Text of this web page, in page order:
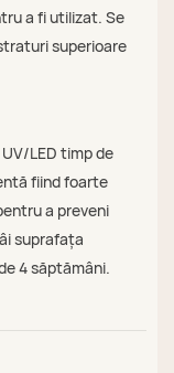
a fi utilizat. Se
superioare
LED timp de
fiind foarte
a preveni
suprafața
4 săptămâni.